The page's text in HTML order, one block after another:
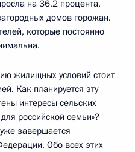
на 36,2 процента.
домов горожан.
которые постоянно
жилищных условий стоит
Как планируется эту
интересы сельских
российской семьи»?
завершается
Обо всех этих